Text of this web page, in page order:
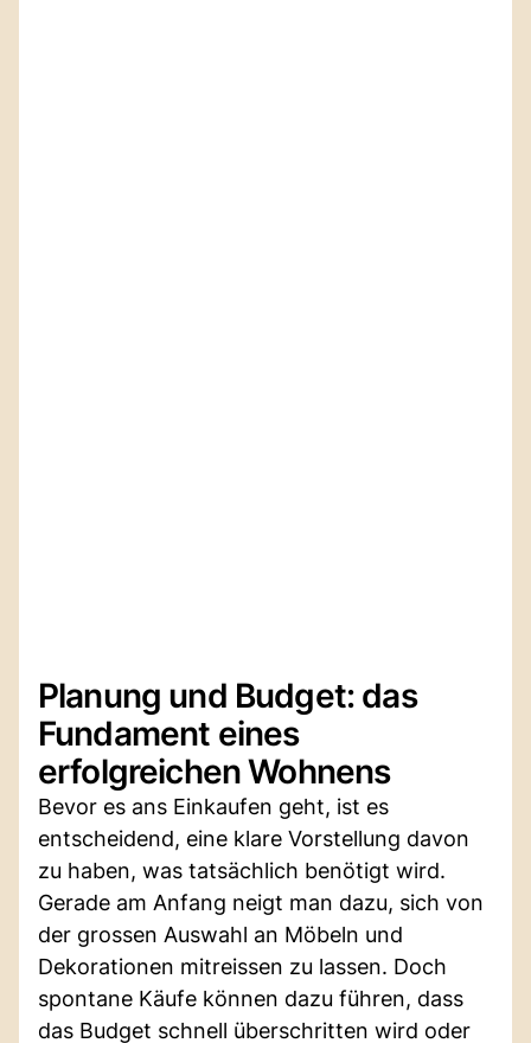
Planung und Budget: das
Fundament eines
erfolgreichen Wohnens
Bevor es ans Einkaufen geht, ist es
entscheidend, eine klare Vorstellung davon
zu haben, was tatsächlich benötigt wird.
Gerade am Anfang neigt man dazu, sich von
der grossen Auswahl an Möbeln und
Dekorationen mitreissen zu lassen. Doch
spontane Käufe können dazu führen, dass
das Budget schnell überschritten wird oder